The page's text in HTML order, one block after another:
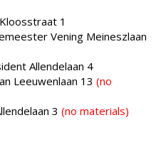
1
Vening Meineszlaan
Allendelaan 4
Leeuwenlaan 13 (no
3 (no materials)